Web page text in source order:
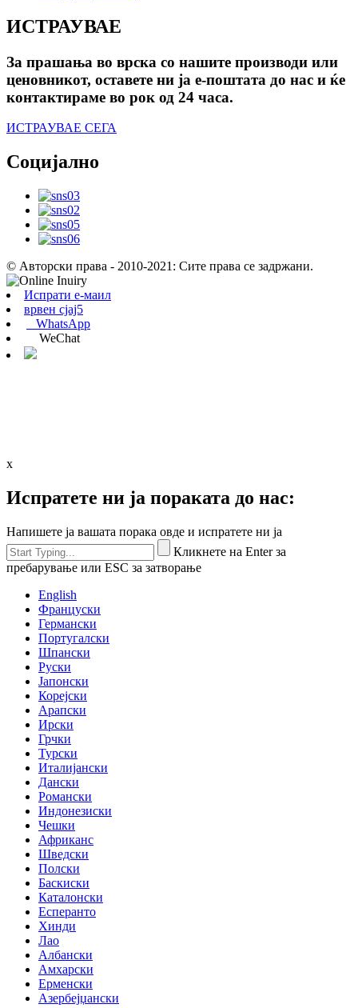
ИСТРАУВАЕ
За прашања во врска со нашите производи или
ценовникот, оставете ни ја е-поштата до нас и ќе
контактираме во рок од 24 часа.
ИСТРАУВАЕ СЕГА
Социјално
© Авторски права - 2010-2021: Сите права се задржани.
Испрати е-маил
врвен сјај5
WhatsApp
WeChat
x
Испратете ни ја пораката до нас:
Напишете ја вашата порака овде и испратете ни ја
Кликнете на Enter за
пребарување или ESC за затворање
English
Француски
Германски
Португалски
Шпански
Руски
Јапонски
Корејски
Арапски
Ирски
Грчки
Турски
Италијански
Дански
Романски
Индонезиски
Чешки
Африканс
Шведски
Полски
Баскиски
Каталонски
Есперанто
Хинди
Лао
Албански
Амхарски
Ерменски
Азербејџански